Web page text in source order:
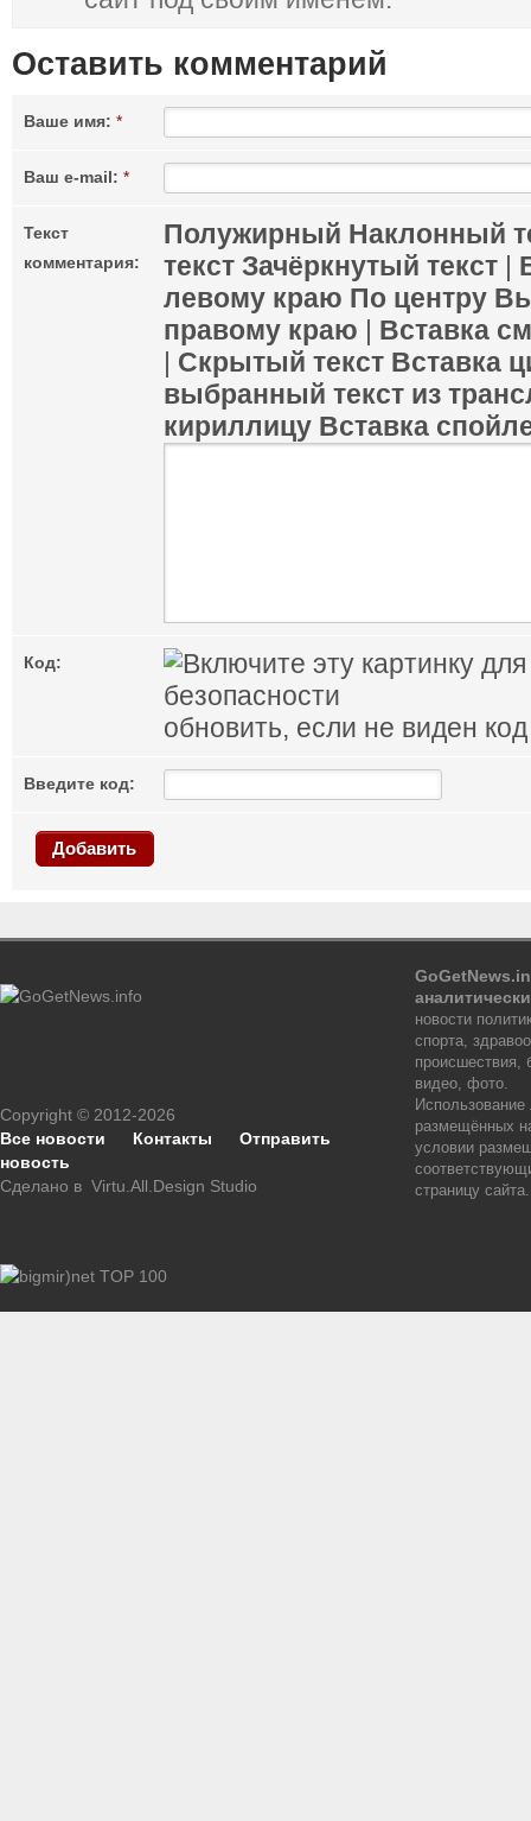
Оставить комментарий
Ваше имя: *
Ваш e-mail: *
Текст
комментария:
Полужирный Наклонный
текст Зачёркнутый текст |
левому краю По центру
правому краю | Вставка
| Скрытый текст Вставка
выбранный текст из
кириллицу Вставка
Код:
обновить, если не виден код
Введите код:
Добавить
Copyright © 2012-2026
Все новости
Контакты
Отправить
новость
Сделано в Virtu.All.Design Studio
новости
спорта,
происшествия,
видео, фото.
размещённых
условии
страницу сайта.